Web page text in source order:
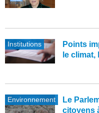
Institutions
Points
le climat,
Environnement
Le
citoyens